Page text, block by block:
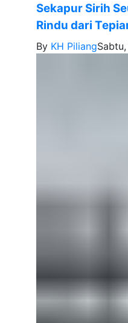
Sekapur Sirih
Rindu dari
By KH Piliang